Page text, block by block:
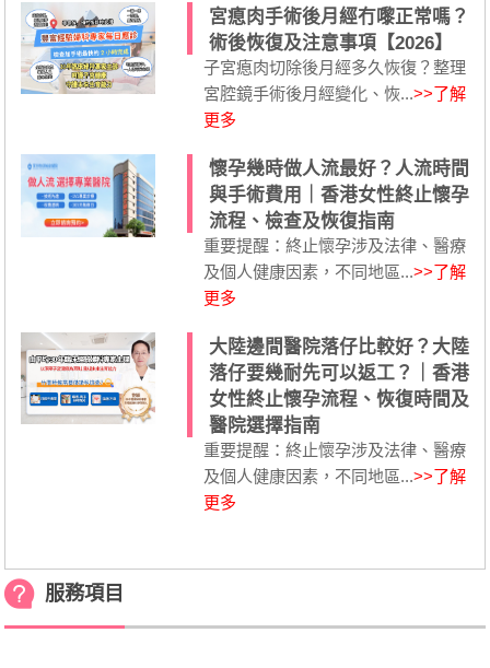
宮瘜肉手術後月經冇嚟正常嗎？
術後恢復及注意事項【2026】
子宮瘜肉切除後月經多久恢復？整理
宮腔鏡手術後月經變化、恢...>>了解
更多
懷孕幾時做人流最好？人流時間
與手術費用｜香港女性終止懷孕
流程、檢查及恢復指南
重要提醒：終止懷孕涉及法律、醫療
及個人健康因素，不同地區...>>了解
更多
大陸邊間醫院落仔比較好？大陸
落仔要幾耐先可以返工？｜香港
女性終止懷孕流程、恢復時間及
醫院選擇指南
重要提醒：終止懷孕涉及法律、醫療
及個人健康因素，不同地區...>>了解
更多
服務項目